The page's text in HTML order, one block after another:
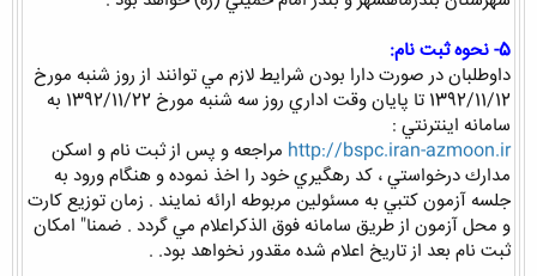
5- نحوه ثبت نام:
داوطلبان در صورت دارا بودن شرايط لازم مي توانند از روز شنبه مورخ
1392/11/12 تا پايان وقت اداري روز سه شنبه مورخ 1392/11/22 به
سامانه اينترنتي :
http://bspc.iran-azmoon.ir مراجعه و پس از ثبت نام و اسكن
مدارك درخواستي ، كد رهگيري خود را اخذ نموده و هنگام ورود به
جلسه آزمون كتبي به مسئولين مربوطه ارائه نمايند . زمان توزيع كارت
و محل آزمون از طريق سامانه فوق الذكراعلام مي گردد . ضمنا" امكان
ثبت نام بعد از تاريخ اعلام شده مقدور نخواهد بود. .